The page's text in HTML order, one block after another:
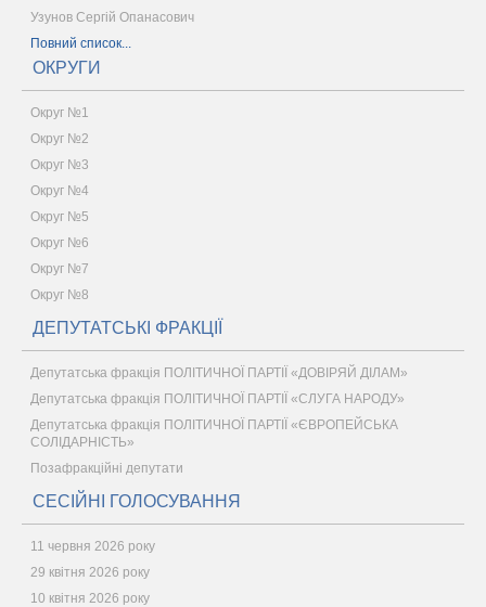
Узунов Сергій Опанасович
Повний список...
ОКРУГИ
Округ №1
Округ №2
Округ №3
Округ №4
Округ №5
Округ №6
Округ №7
Округ №8
ДЕПУТАТСЬКІ ФРАКЦІЇ
Депутатська фракція ПОЛІТИЧНОЇ ПАРТІЇ «ДОВІРЯЙ ДІЛАМ»
Депутатська фракція ПОЛІТИЧНОЇ ПАРТІЇ «СЛУГА НАРОДУ»
Депутатська фракція ПОЛІТИЧНОЇ ПАРТІЇ «ЄВРОПЕЙСЬКА
СОЛІДАРНІСТЬ»
Позафракційні депутати
СЕСІЙНІ ГОЛОСУВАННЯ
11 червня 2026 року
29 квітня 2026 року
10 квітня 2026 року